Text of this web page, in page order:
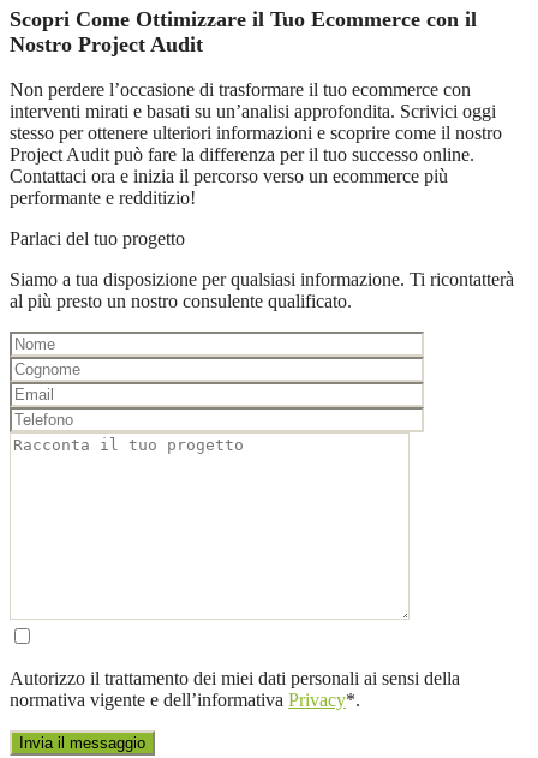
Scopri Come Ottimizzare il Tuo Ecommerce con il
Nostro Project Audit
Non perdere l’occasione di trasformare il tuo ecommerce con
interventi mirati e basati su un’analisi approfondita. Scrivici oggi
stesso per ottenere ulteriori informazioni e scoprire come il nostro
Project Audit può fare la differenza per il tuo successo online.
Contattaci ora e inizia il percorso verso un ecommerce più
performante e redditizio!
Parlaci del tuo progetto
Siamo a tua disposizione per qualsiasi informazione. Ti ricontatterà
al più presto un nostro consulente qualificato.
Autorizzo il trattamento dei miei dati personali ai sensi della
normativa vigente e dell’informativa Privacy*.